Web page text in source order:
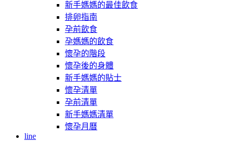
新手媽媽的最佳飲食
排卵指南
孕前飲食
孕媽媽的飲食
懷孕的階段
懷孕後的身體
新手媽媽的貼士
懷孕清單
孕前清單
新手媽媽清單
懷孕月曆
line